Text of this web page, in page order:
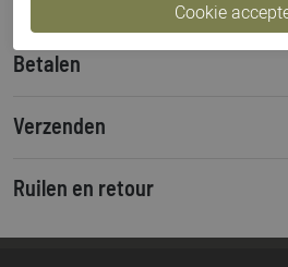
Betalen
Verzenden
Ruilen en retour